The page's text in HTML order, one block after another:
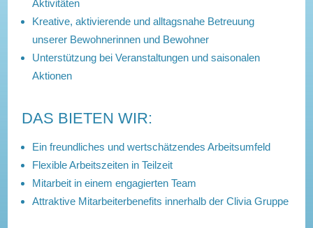
Aktivitäten
Kreative, aktivierende und alltagsnahe Betreuung
unserer Bewohnerinnen und Bewohner
Unterstützung bei Veranstaltungen und saisonalen
Aktionen
DAS BIETEN WIR:
Ein freundliches und wertschätzendes Arbeitsumfeld
Flexible Arbeitszeiten in Teilzeit
Mitarbeit in einem engagierten Team
Attraktive Mitarbeiterbenefits innerhalb der Clivia Gruppe